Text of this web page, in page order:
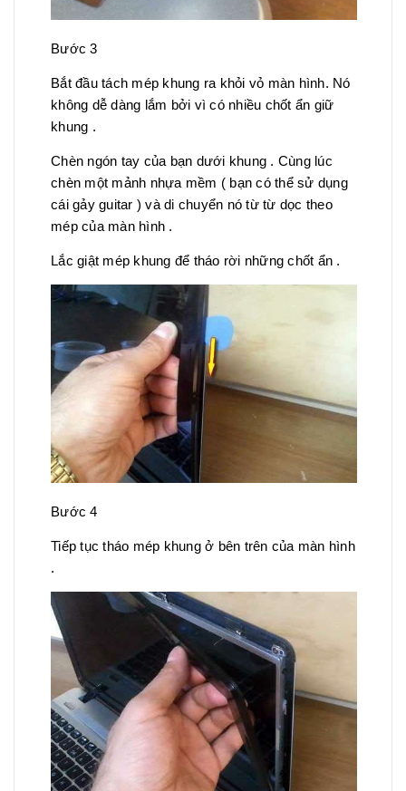
Bước 3
Bắt đầu tách mép khung ra khỏi vỏ màn hình. Nó
không dễ dàng lắm bởi vì có nhiều chốt ẩn giữ
khung .
Chèn ngón tay của bạn dưới khung . Cùng lúc
chèn một mảnh nhựa mềm ( bạn có thể sử dụng
cái gảy guitar ) và di chuyển nó từ từ dọc theo
mép của màn hình .
Lắc giật mép khung để tháo rời những chốt ẩn .
Bước 4
Tiếp tục tháo mép khung ở bên trên của màn hình
.